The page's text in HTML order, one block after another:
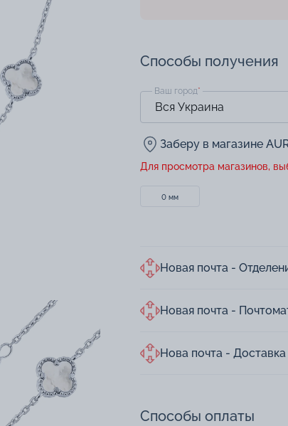
Способы получения
Ваш город*
Заберу в магазине
Для просмотра магазинов,
0 мм
Новая почта -
Новая почта -
Нова почта -
Способы оплаты